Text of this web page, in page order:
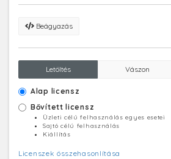
Beágyazás
Letöltés Vászon
Alap licensz
Bővített licensz
Üzleti célú felhasználás egyes esetei
Sajtó célú felhasználás
Kiállítás
Licenszek összehasonlítása